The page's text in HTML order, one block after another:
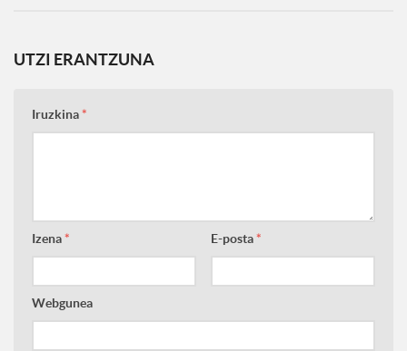
UTZI ERANTZUNA
Iruzkina*
Izena* E-posta*
Webgunea